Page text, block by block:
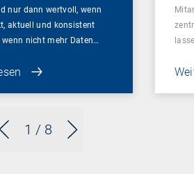
1 / 8
nur dann wertvoll, wenn
aktuell und konsistent
nicht mehr Daten…